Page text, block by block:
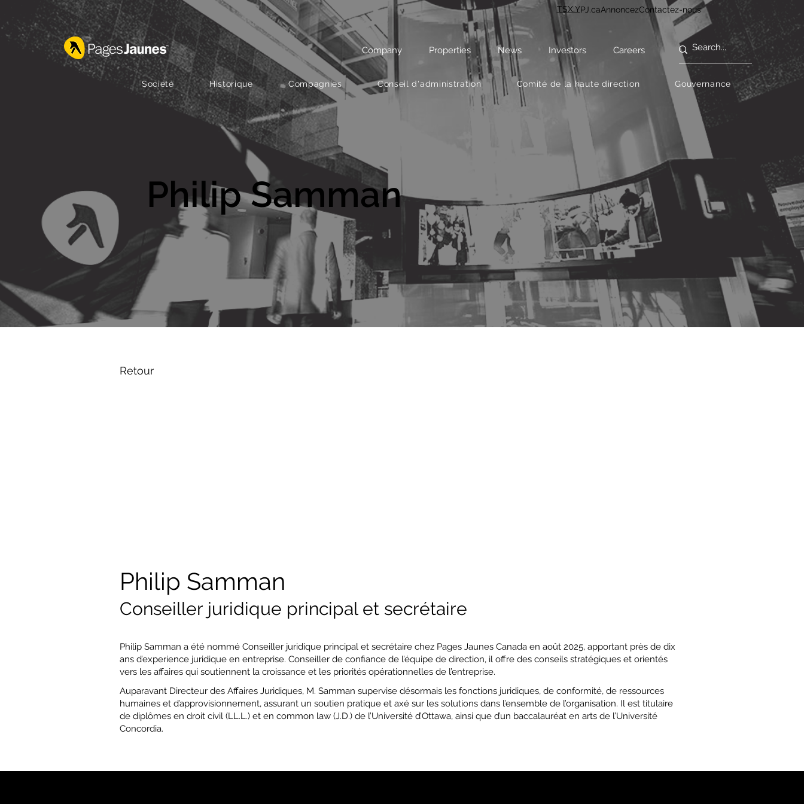
TSX:Y AnnoncezContactez-nous
PJ.ca
Company Properties News Investors Careers
Philip Samman
Retour
Philip Samman
Conseiller juridique principal et secrétaire
Philip Samman a été nommé Conseiller juridique principal et secrétaire chez Pages Jaunes Canada en août 2025, apportant près de dix
ans d’experience juridique en entreprise. Conseiller de confiance de l’équipe de direction, il offre des conseils stratégiques et orientés
vers les affaires qui soutiennent la croissance et les priorités opérationnelles de l’entreprise.
Auparavant Directeur des Affaires Juridiques, M. Samman supervise désormais les fonctions juridiques, de conformité, de ressources
humaines et d’approvisionnement, assurant un soutien pratique et axé sur les solutions dans l’ensemble de l’organisation. Il est titulaire
de diplômes en droit civil (LL.L.) et en common law (J.D.) de l’Université d’Ottawa, ainsi que d’un baccalauréat en arts de l’Université
Concordia.
Société Historique Compagnies Conseil d'administration Comité de la haute direction Gouvernance